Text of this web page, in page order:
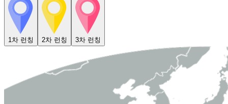
1차 런칭 2차 런칭 3차 런칭